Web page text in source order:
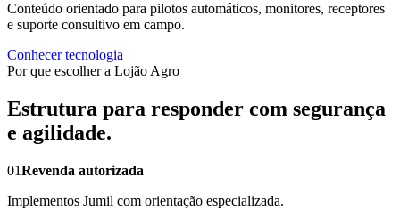
Conteúdo orientado para pilotos automáticos, monitores, receptores
e suporte consultivo em campo.
Conhecer tecnologia
Por que escolher a Lojão Agro
Estrutura para responder com segurança
e agilidade.
01Revenda autorizada
Implementos Jumil com orientação especializada.